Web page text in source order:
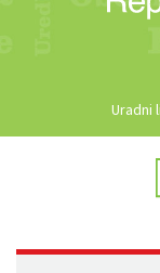
Uradni